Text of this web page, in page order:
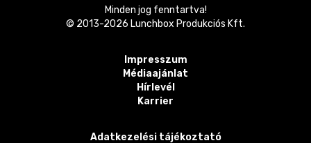
Minden jog fenntartva!
© 2013-2026 Lunchbox Produkciós Kft.
Impresszum
Médiaajánlat
Hírlevél
Karrier
Adatkezelési tájékoztató